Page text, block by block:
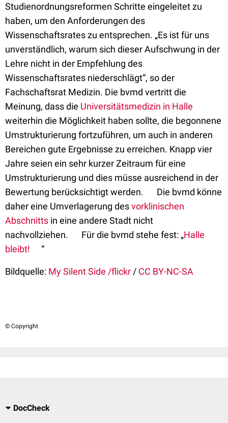
Studienordnungsreformen Schritte eingeleitet zu
haben, um den Anforderungen des
Wissenschaftsrates zu entsprechen. „Es ist für uns
unverständlich, warum sich dieser Aufschwung in der
Lehre nicht in der Empfehlung des
Wissenschaftsrates niederschlägt“, so der
Fachschaftsrat Medizin. Die bvmd vertritt die
Meinung, dass die Universitätsmedizin in Halle
weiterhin die Möglichkeit haben sollte, die begonnene
Umstrukturierung fortzuführen, um auch in anderen
Bereichen gute Ergebnisse zu erreichen. Knapp vier
Jahre seien ein sehr kurzer Zeitraum für eine
Umstrukturierung und dies müsse ausreichend in der
Bewertung berücksichtigt werden. Die bvmd könne
daher eine Umverlagerung desvorklinischen
Abschnitts in eine andere Stadt nicht
nachvollziehen. Für die bvmd stehe fest: „Halle
bleibt! “
Bildquelle: My Silent Side /flickr / CC BY-NC-SA
© Copyright
DocCheck